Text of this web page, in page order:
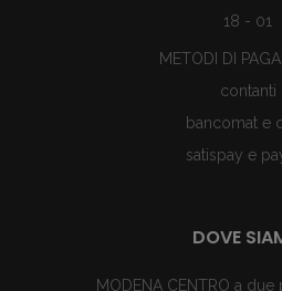
18 - 01
METODI DI
contanti
bancomat e
satispay e
DOVE
MODENA CENTRO a